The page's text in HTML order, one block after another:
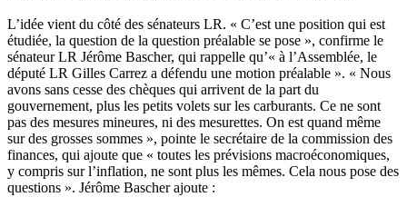
L’idée vient du côté des sénateurs LR. « C’est une position qui est
étudiée, la question de la question préalable se pose », confirme le
sénateur LR Jérôme Bascher, qui rappelle qu’« à l’Assemblée, le
député LR Gilles Carrez a défendu une motion préalable ». « Nous
avons sans cesse des chèques qui arrivent de la part du
gouvernement, plus les petits volets sur les carburants. Ce ne sont
pas des mesures mineures, ni des mesurettes. On est quand même
sur des grosses sommes », pointe le secrétaire de la commission des
finances, qui ajoute que « toutes les prévisions macroéconomiques,
y compris sur l’inflation, ne sont plus les mêmes. Cela nous pose des
questions ». Jérôme Bascher ajoute :